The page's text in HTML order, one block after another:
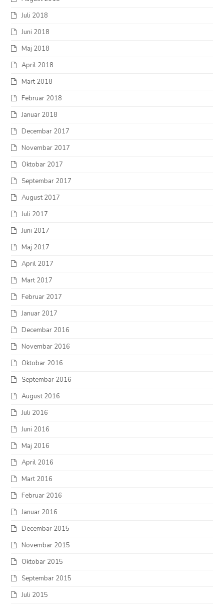
Juli 2018
Juni 2018
Maj 2018
April 2018
Mart 2018
Februar 2018
Januar 2018
Decembar 2017
Novembar 2017
Oktobar 2017
Septembar 2017
August 2017
Juli 2017
Juni 2017
Maj 2017
April 2017
Mart 2017
Februar 2017
Januar 2017
Decembar 2016
Novembar 2016
Oktobar 2016
Septembar 2016
August 2016
Juli 2016
Juni 2016
Maj 2016
April 2016
Mart 2016
Februar 2016
Januar 2016
Decembar 2015
Novembar 2015
Oktobar 2015
Septembar 2015
Juli 2015